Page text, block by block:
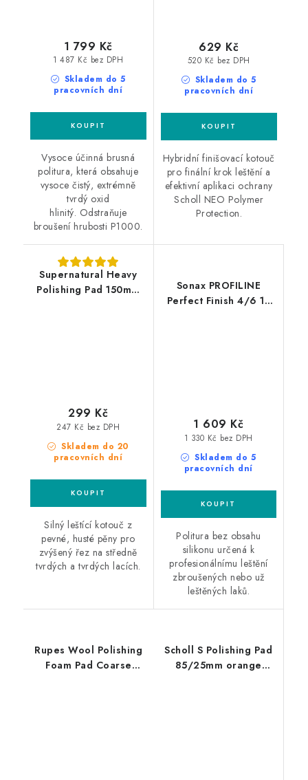
Skladem do 5
pracovních dní
1 487 Kč bez DPH
1 799 Kč
Vysoce účinná brusná
politura, která obsahuje
vysoce čistý, extrémně
tvrdý oxid
hlinitý. Odstraňuje
broušení hrubosti P1000.
Skladem do 5
pracovních dní
520 Kč bez DPH
629 Kč
Hybridní finišovací kotouč
pro finální krok leštění a
efektivní aplikaci ochrany
Scholl NEO Polymer
Protection.
Supernatural Heavy
Polishing Pad 150mm
Skladem do 20
pracovních dní
247 Kč bez DPH
299 Kč
Silný leštící kotouč z
pevné, husté pěny pro
zvýšený řez na středně
tvrdých a tvrdých lacích.
Sonax PROFILINE
Perfect Finish 4/6 1L
Skladem do 5
pracovních dní
1 330 Kč bez DPH
1 609 Kč
Politura bez obsahu
silikonu určená k
profesionálnímu leštění
zbroušených nebo už
leštěných laků.
Rupes Wool Polishing
Foam Pad Coarse
Scholl S Polishing Pad
85/25mm orange